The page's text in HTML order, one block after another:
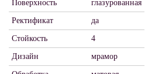
Поверхность глазурованная
Ректификат да
Стойкость 4
Дизайн мрамор